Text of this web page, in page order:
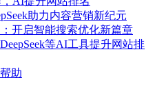
助力内容营销新纪元
：开启智能搜索优化新篇章
等AI工具提升网站排
助